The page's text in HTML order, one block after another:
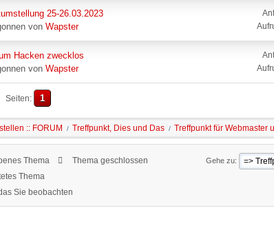
25-26.03.2023
von Wapster
Hacken zwecklos
von Wapster
Seiten 1
:: FORUM / Treffpunkt, Dies und Das / Treffpunkt für Webmaster
Gehe zu
Thema
Thema geschlossen
Thema
Sie beobachten